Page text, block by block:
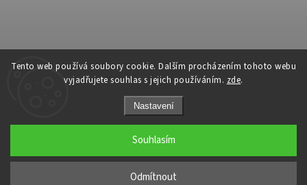
Tento web používá soubory cookie. Dalším procházením tohoto webu
vyjadřujete souhlas s jejich používáním. zde.
Nastavení
Odmítnout
Souhlasím
Cykloport. Všechna práva vyhrazena.
Upravit nastavení cookies